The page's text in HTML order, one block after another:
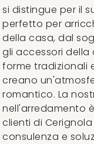
si distingue per il
perfetto per
della casa, dal
gli accessori della
forme tradizionali
creano
romantico. La
nell'arredamento
clienti di
consulenza e